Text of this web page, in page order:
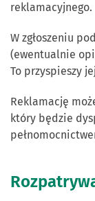
reklamacyjnego.
W zgłoszeniu
(ewentualnie
To przyspieszy
Reklamację
który będzie